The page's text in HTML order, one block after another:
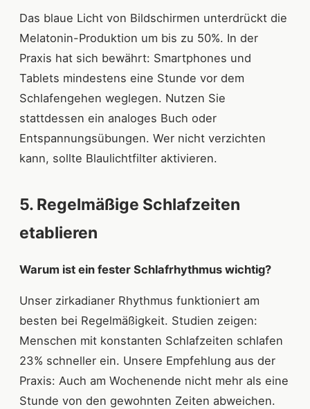
Das blaue Licht von Bildschirmen unterdrückt die
Melatonin-Produktion um bis zu 50%. In der
Praxis hat sich bewährt: Smartphones und
Tablets mindestens eine Stunde vor dem
Schlafengehen weglegen. Nutzen Sie
stattdessen ein analoges Buch oder
Entspannungsübungen. Wer nicht verzichten
kann, sollte Blaulichtfilter aktivieren.
5. Regelmäßige Schlafzeiten
etablieren
Warum ist ein fester Schlafrhythmus wichtig?
Unser zirkadianer Rhythmus funktioniert am
besten bei Regelmäßigkeit. Studien zeigen:
Menschen mit konstanten Schlafzeiten schlafen
23% schneller ein. Unsere Empfehlung aus der
Praxis: Auch am Wochenende nicht mehr als eine
Stunde von den gewohnten Zeiten abweichen.